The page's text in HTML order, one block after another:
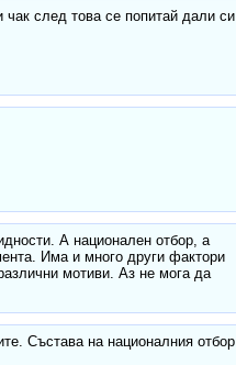
чак след това се попитай дали си
А национален отбор, а
Има и много други фактори
мотиви. Аз не мога да
Състава на националния отбор